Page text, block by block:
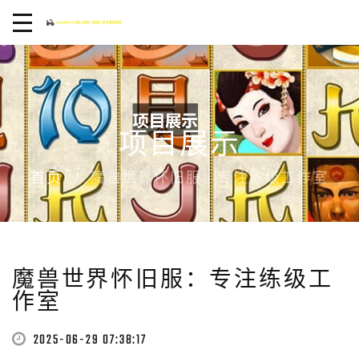
项目展示
首页 魔兽世界怀旧服：专注练级工作室
魔兽世界怀旧服：专注练级工
作室
2025-06-29 07:38:17